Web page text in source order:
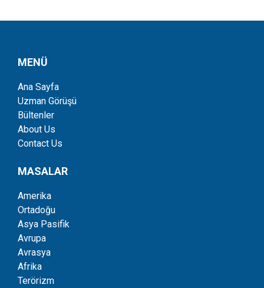
MENÜ
Ana Sayfa
Uzman Görüşü
Bültenler
About Us
Contact Us
MASALAR
Amerika
Ortadoğu
Asya Pasifik
Avrupa
Avrasya
Afrika
Terörizm